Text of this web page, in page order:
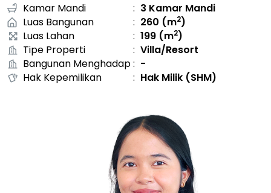
Kamar Mandi
: 3 Kamar Mandi
Luas Bangunan
: 260 (m2)
Luas Lahan
: 199 (m2)
Tipe Properti
: Villa/Resort
Bangunan Menghadap: -
Hak Kepemilikan
: Hak Milik (SHM)